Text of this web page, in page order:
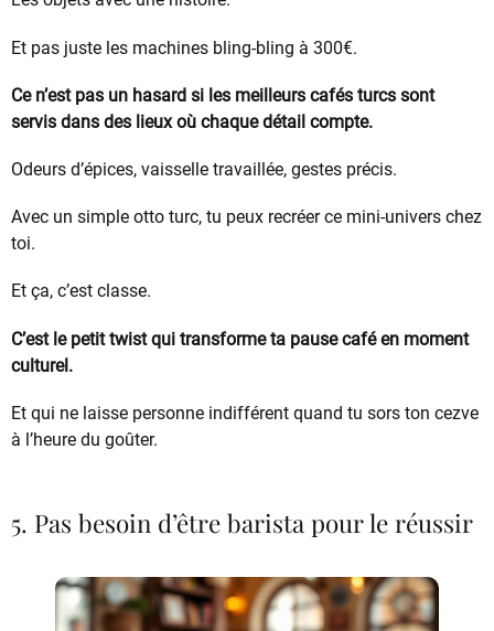
Et pas juste les machines bling-bling à 300€.
Ce n’est pas un hasard si les meilleurs cafés turcs sont
servis dans des lieux où chaque détail compte.
Odeurs d’épices, vaisselle travaillée, gestes précis.
Avec un simple otto turc, tu peux recréer ce mini-univers chez
toi.
Et ça, c’est classe.
C’est le petit twist qui transforme ta pause café en moment
culturel.
Et qui ne laisse personne indifférent quand tu sors ton cezve
à l’heure du goûter.
5. Pas besoin d’être barista pour le réussir